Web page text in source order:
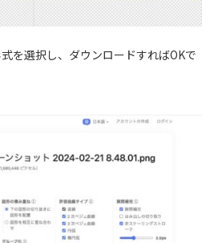
を選択し、ダウンロードすればOKで